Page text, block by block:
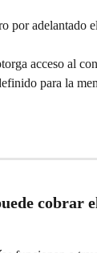
por adelantado
acceso al
para la
cobrar